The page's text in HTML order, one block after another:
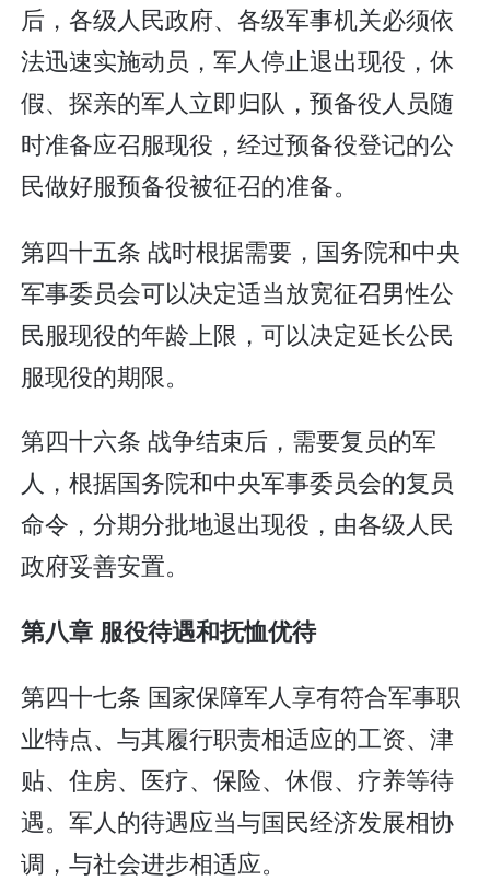
后，各级人民政府、各级军事机关必须依
法迅速实施动员，军人停止退出现役，休
假、探亲的军人立即归队，预备役人员随
时准备应召服现役，经过预备役登记的公
民做好服预备役被征召的准备。
第四十五条 战时根据需要，国务院和中央
军事委员会可以决定适当放宽征召男性公
民服现役的年龄上限，可以决定延长公民
服现役的期限。
第四十六条 战争结束后，需要复员的军
人，根据国务院和中央军事委员会的复员
命令，分期分批地退出现役，由各级人民
政府妥善安置。
第八章 服役待遇和抚恤优待
第四十七条 国家保障军人享有符合军事职
业特点、与其履行职责相适应的工资、津
贴、住房、医疗、保险、休假、疗养等待
遇。军人的待遇应当与国民经济发展相协
调，与社会进步相适应。